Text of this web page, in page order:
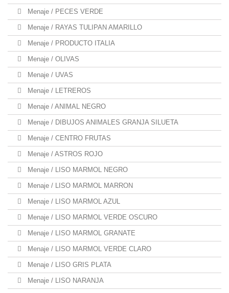
Menaje / PECES VERDE
Menaje / RAYAS TULIPAN AMARILLO
Menaje / PRODUCTO ITALIA
Menaje / OLIVAS
Menaje / UVAS
Menaje / LETREROS
Menaje / ANIMAL NEGRO
Menaje / DIBUJOS ANIMALES GRANJA SILUETA
Menaje / CENTRO FRUTAS
Menaje / ASTROS ROJO
Menaje / LISO MARMOL NEGRO
Menaje / LISO MARMOL MARRON
Menaje / LISO MARMOL AZUL
Menaje / LISO MARMOL VERDE OSCURO
Menaje / LISO MARMOL GRANATE
Menaje / LISO MARMOL VERDE CLARO
Menaje / LISO GRIS PLATA
Menaje / LISO NARANJA